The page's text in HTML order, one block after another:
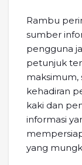
Rambu
sumber
pengguna
petunjuk
maksimum,
kehadiran
kaki dan
informasi
yang